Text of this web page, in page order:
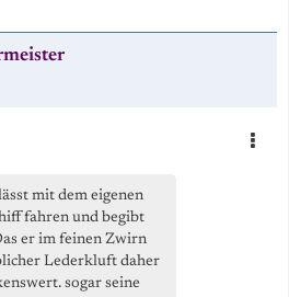
mit dem eigenen
fahren und begibt
er im feinen Zwirn
Lederkluft daher
sogar seine